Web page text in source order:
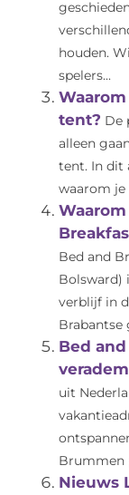
houden.
spelers...
tent? De
alleen
tent. In dit
waarom je
Bed and
Bolsward)
verblijf in
Brabantse
Bed
uit
Brummen
Nieuws